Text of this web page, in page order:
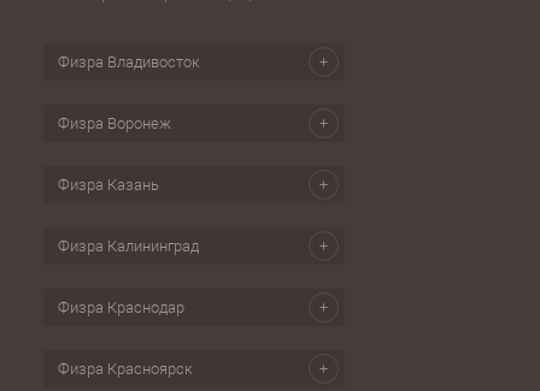
Физра Владивосток
Физра Воронеж
Физра Казань
Физра Калининград
Физра Краснодар
Физра Красноярск